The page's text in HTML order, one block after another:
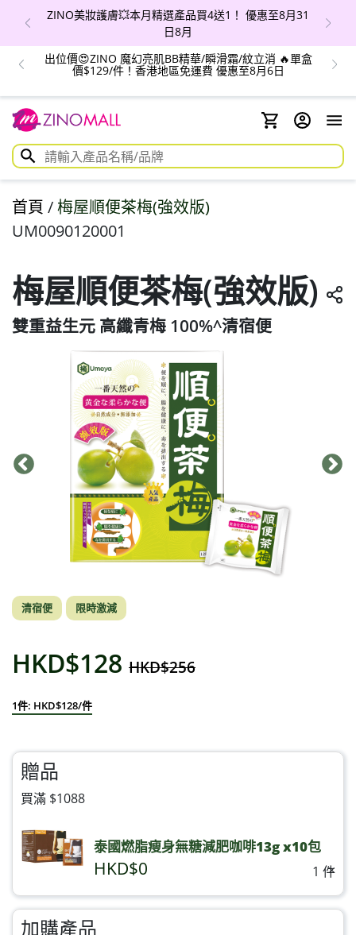
ZINO美妝護膚💥本月精選產品買4送1！ 優惠至8月31
日8月
出位價😍ZINO 魔幻亮肌BB精華/瞬滑霜/紋立消 🔥單盒
價$129/件！香港地區免運費 優惠至8月6日
首頁 /梅屋順便茶梅(強效版)
UM0090120001
梅屋順便茶梅(強效版)
雙重益生元 高纖青梅 100%^清宿便
清宿便 限時激減
HKD$128 HKD$256
1件: HKD$128/件
贈品
買滿 $1088
1 件
泰國燃脂瘦身無糖減肥咖啡13g x10包
HKD$0 ×
加購產品